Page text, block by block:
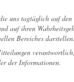
uns tagtäglich auf
auf ihren
Bereiches darstellen.
der Informationen.